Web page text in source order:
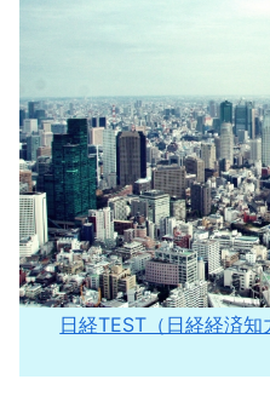
日経TEST（日経経済知